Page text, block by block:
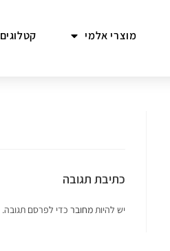
מוצרי אלמי קטלוגים
כתיבת תגובה
יש להיותמחובר כדי לפרסם תגובה.